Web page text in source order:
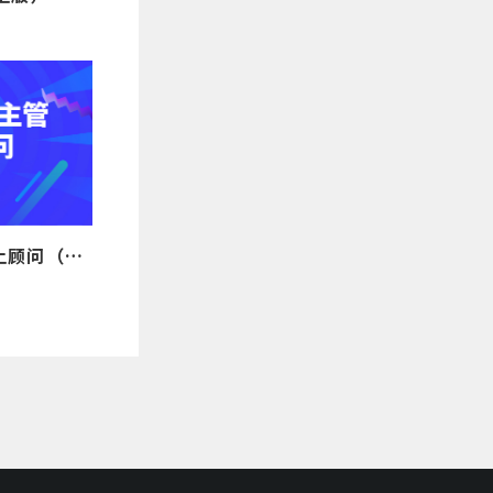
精准答：一线主管的掌上顾问（线上版）